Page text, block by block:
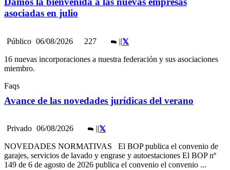
asociadas en julio
Público 06/08/2026 227 ||
16 nuevas incorporaciones a nuestra federación y sus asociaciones
miembro.
Faqs
Avance de las novedades jurídicas del verano
Privado 06/08/2026 ||
NOVEDADES NORMATIVAS El BOP publica el convenio de
garajes, servicios de lavado y engrase y autoestaciones El BOP nº
149 de 6 de agosto de 2026 publica el convenio el convenio ...